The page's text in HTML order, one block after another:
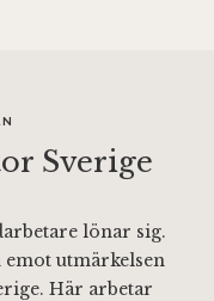
Sverige
lönar sig.
utmärkelsen
Här arbetar